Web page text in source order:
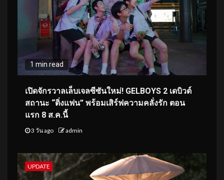
1 min read
เปิดจักรวาลเล็บเจลซีซันใหม่! GELBOYS 2 เดบิวต์
สถานะ “ติ่งแฟน” พร้อมเสิร์ฟความคลั่งรัก ตอน
แรก 8 ส.ค.นี้
3 วัน ago admin
UPDATE